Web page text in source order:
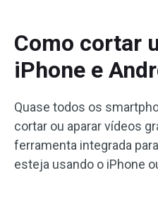
Como cortar
iPhone e
Quase todos os
cortar ou aparar vídeos
ferramenta integrada
esteja usando o iPhone